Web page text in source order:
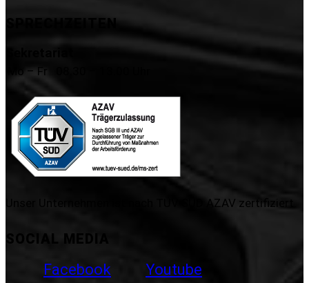
SPRECHZEITEN
Mo – Fr
Unser Unternehmen ist nach TÜV SÜD AZAV zertifiziert.
SOCIAL MEDIA
Facebook
Youtube